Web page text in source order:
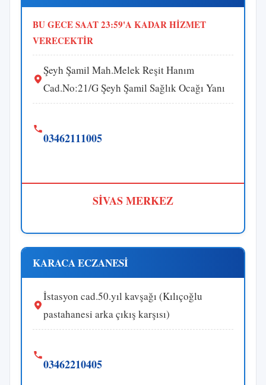
BU GECE SAAT 23:59'A KADAR HİZMET
VERECEKTİR
Şeyh Şamil Mah.Melek Reşit Hanım
Cad.No:21/G Şeyh Şamil Sağlık Ocağı Yanı
03462111005
SİVAS MERKEZ
KARACA ECZANESİ
İstasyon cad.50.yıl kavşağı (Kılıçoğlu
pastahanesi arka çıkış karşısı)
03462210405